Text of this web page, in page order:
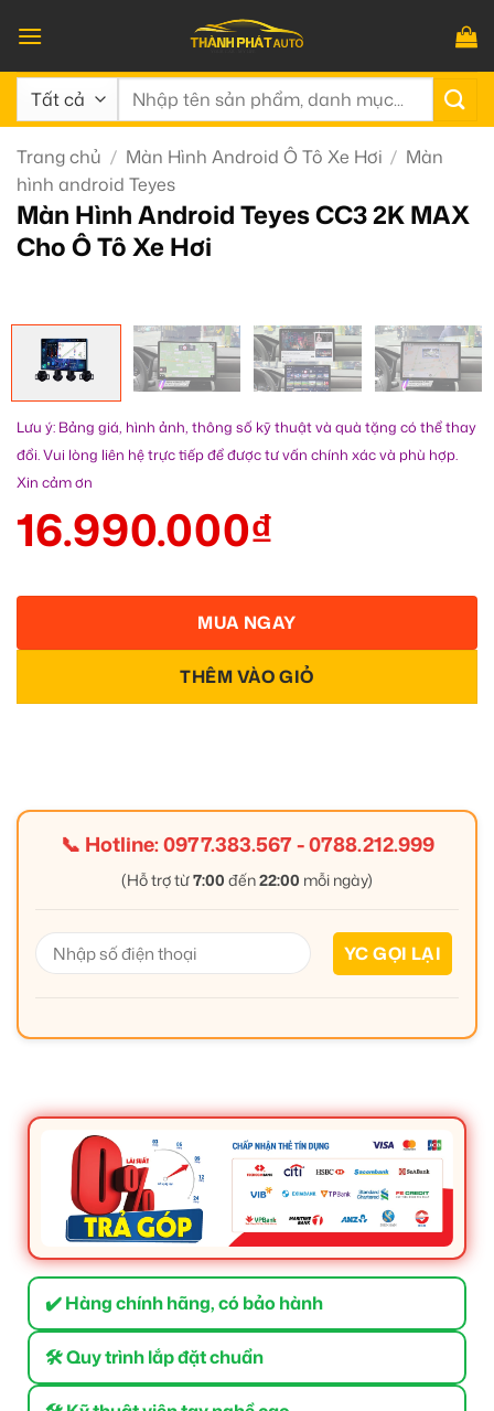
qua
nội
dung
Tìm
Trang chủ / Màn Hình Android Ô Tô Xe Hơi / Màn
hình android Teyes
Màn Hình Android Teyes CC3 2K MAX
Cho Ô Tô Xe Hơi
Lưu ý: Bảng giá, hình ảnh, thông số kỹ thuật và quà tặng có thể thay
đổi. Vui lòng liên hệ trực tiếp để được tư vấn chính xác và phù hợp.
Xin cảm ơn
16.990.000₫
THÊM VÀO GIỎ
MUA NGAY
📞 Hotline:0977.383.567-0788.212.999
(Hỗ trợ từ7:00 đến22:00 mỗi ngày)
✔️ Hàng chính hãng, có bảo hành
🛠 Quy trình lắp đặt chuẩn